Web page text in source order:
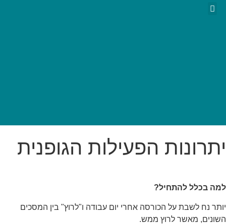
יתרונות הפעילות הגופנית
למה בכלל להתחיל?
יותר נח לשבת על הכורסה אחרי יום עבודה ו"לרוץ" בין המסכים
השונים, מאשר לרוץ ממש.